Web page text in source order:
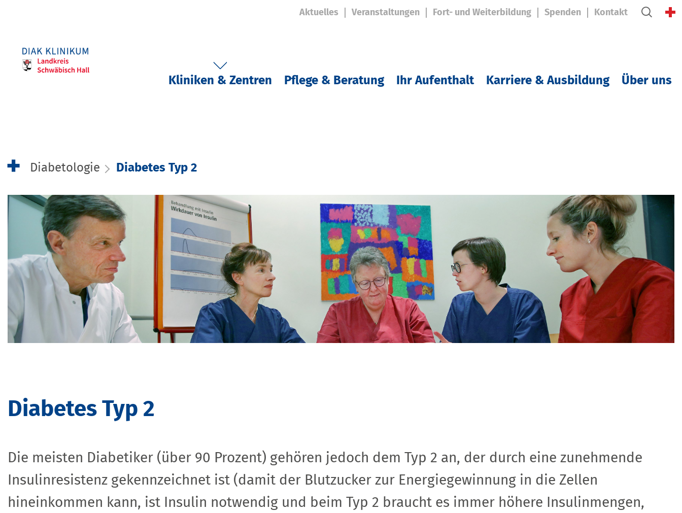
Aktuelles Veranstaltungen Fort- und Weiterbildung Spenden Kontakt
Kliniken & Zentren Pflege & Beratung Ihr Aufenthalt Karriere & Ausbildung Über uns
Diabetologie Diabetes Typ 2
Diabetes Typ 2
Die meisten Diabetiker (über 90 Prozent) gehören jedoch dem Typ 2 an, der durch eine zunehmende
Insulinresistenz gekennzeichnet ist (damit der Blutzucker zur Energiegewinnung in die Zellen
hineinkommen kann, ist Insulin notwendig und beim Typ 2 braucht es immer höhere Insulinmengen,